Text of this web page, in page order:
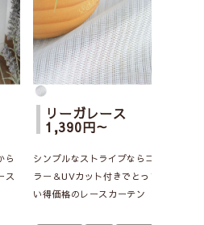
ら
ス
リーガレース
1,390円～
シンプルなストライプならコレ！ミ
ラー＆UVカット付きでとってもお買
い得価格のレースカーテン